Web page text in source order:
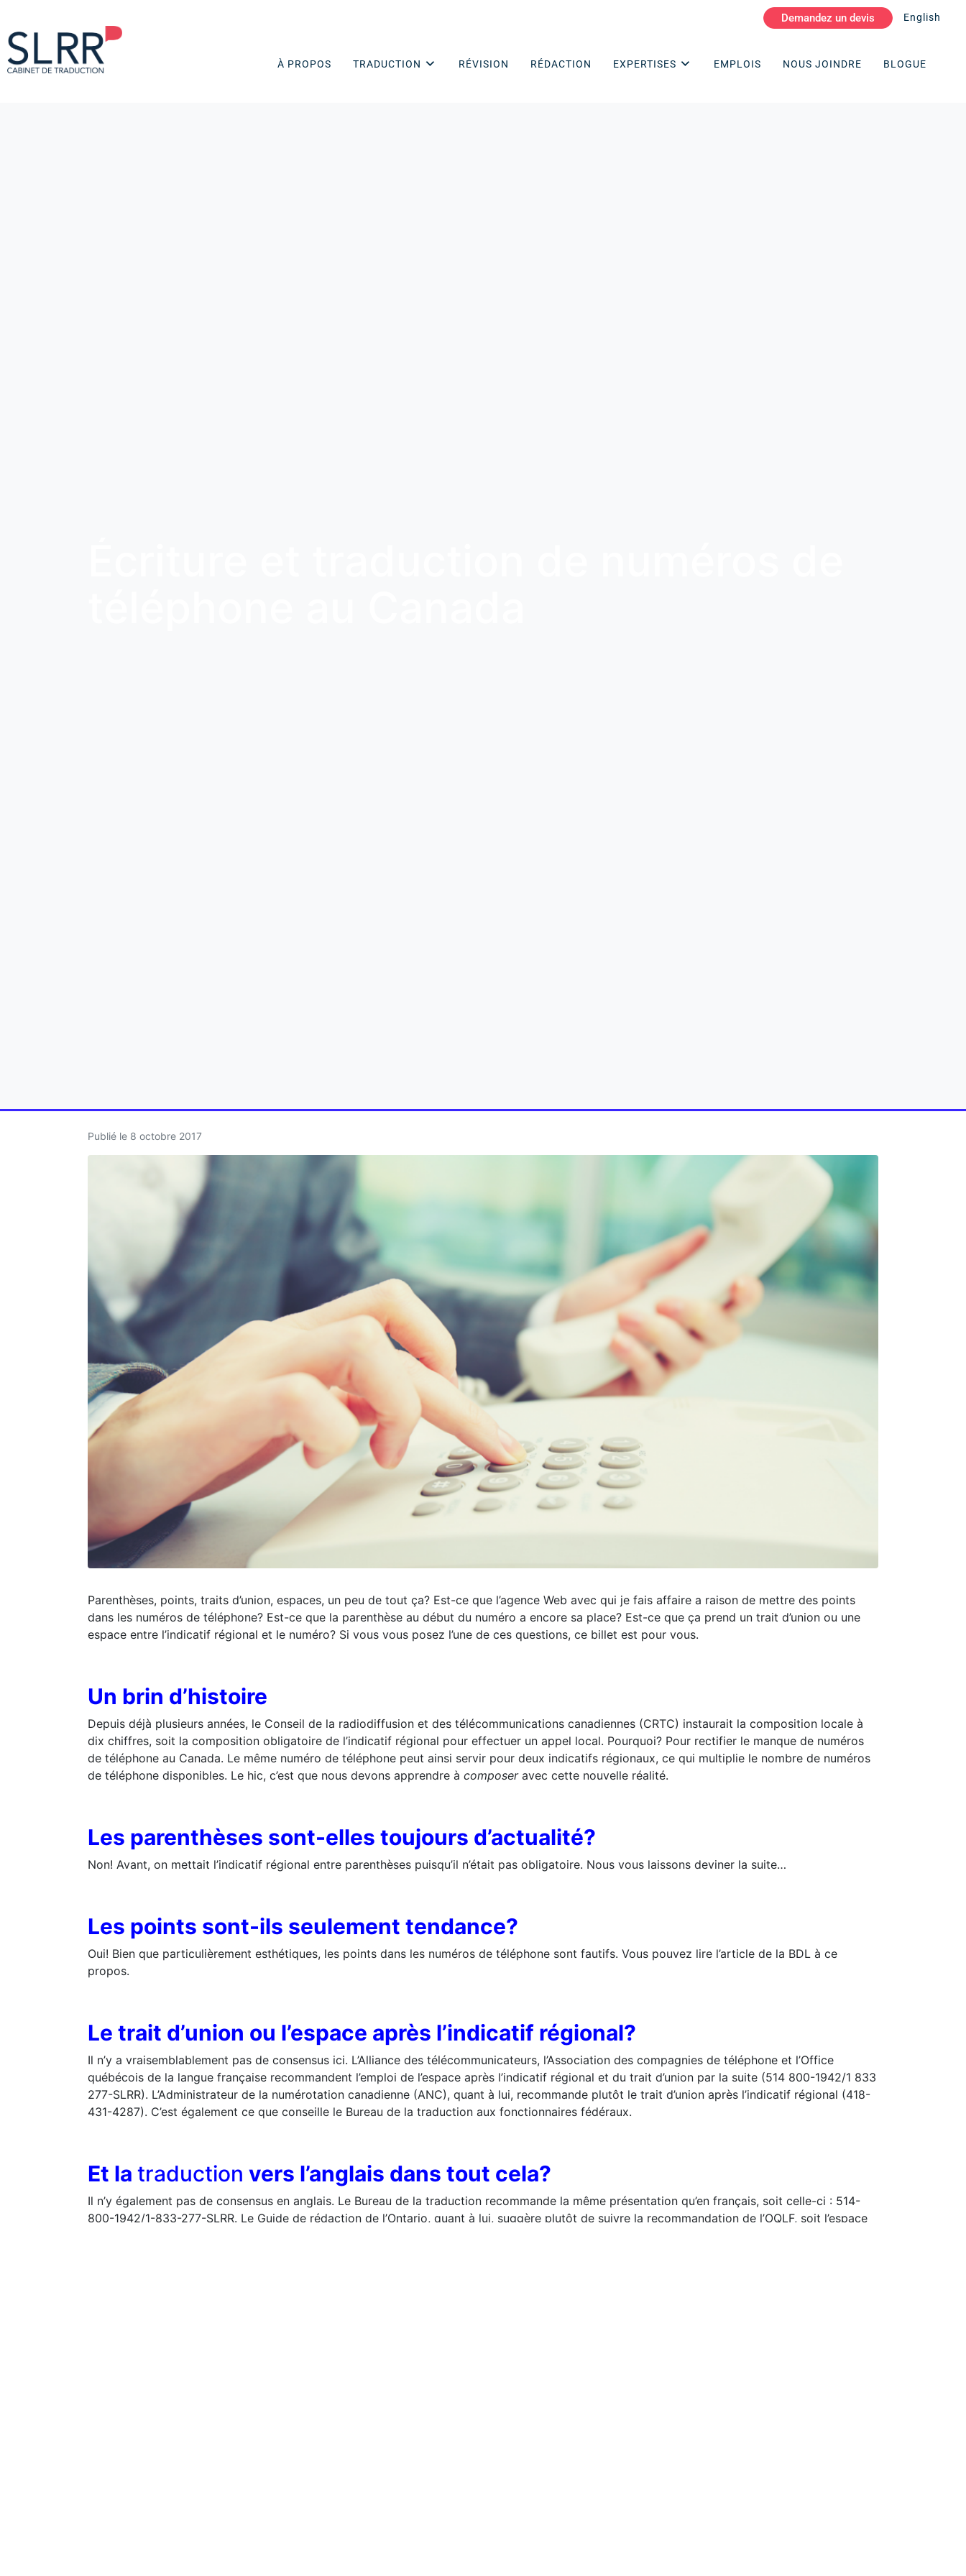
Demandez un devis English
À PROPOS TRADUCTION RÉVISION RÉDACTION EXPERTISES EMPLOIS NOUS JOINDRE BLOGUE
Publié le 8 octobre 2017
Parenthèses, points, traits d’union, espaces, un peu de tout ça? Est-ce que l’agence Web avec qui je fais affaire a raison de mettre des points
dans les numéros de téléphone? Est-ce que la parenthèse au début du numéro a encore sa place? Est-ce que ça prend un trait d’union ou une
espace entre l’indicatif régional et le numéro? Si vous vous posez l’une de ces questions, ce billet est pour vous.
Un brin d’histoire
Depuis déjà plusieurs années, le Conseil de la radiodiffusion et des télécommunications canadiennes (CRTC) instaurait la composition locale à
dix chiffres, soit la composition obligatoire de l’indicatif régional pour effectuer un appel local. Pourquoi? Pour rectifier le manque de numéros
de téléphone au Canada. Le même numéro de téléphone peut ainsi servir pour deux indicatifs régionaux, ce qui multiplie le nombre de numéros
de téléphone disponibles. Le hic, c’est que nous devons apprendre à composeravec cette nouvelle réalité.
Les parenthèses sont-elles toujours d’actualité?
Non! Avant, on mettait l’indicatif régional entre parenthèses puisqu’il n’était pas obligatoire. Nous vous laissons deviner la suite…
Les points sont-ils seulement tendance?
Oui! Bien que particulièrement esthétiques, les points dans les numéros de téléphone sont fautifs. Vous pouvez lire l’article de la BDL à ce
propos.
Le trait d’union ou l’espace après l’indicatif régional?
Il n’y a vraisemblablement pas de consensus ici. L’Alliance des télécommunicateurs, l’Association des compagnies de téléphone et l’Office
québécois de la langue française recommandent l’emploi de l’espace après l’indicatif régional et du trait d’union par la suite (514 800-1942/1 833
277-SLRR). L’Administrateur de la numérotation canadienne (ANC), quant à lui, recommande plutôt le trait d’union après l’indicatif régional (418-
431-4287). C’est également ce que conseille le Bureau de la traduction aux fonctionnaires fédéraux.
Et la traduction vers l’anglais dans tout cela?
Il n’y également pas de consensus en anglais. Le Bureau de la traduction recommande la même présentation qu’en français, soit celle-ci : 514-
800-1942/1-833-277-SLRR. Le Guide de rédaction de l’Ontario, quant à lui, suggère plutôt de suivre la recommandation de l’OQLF, soit l’espace